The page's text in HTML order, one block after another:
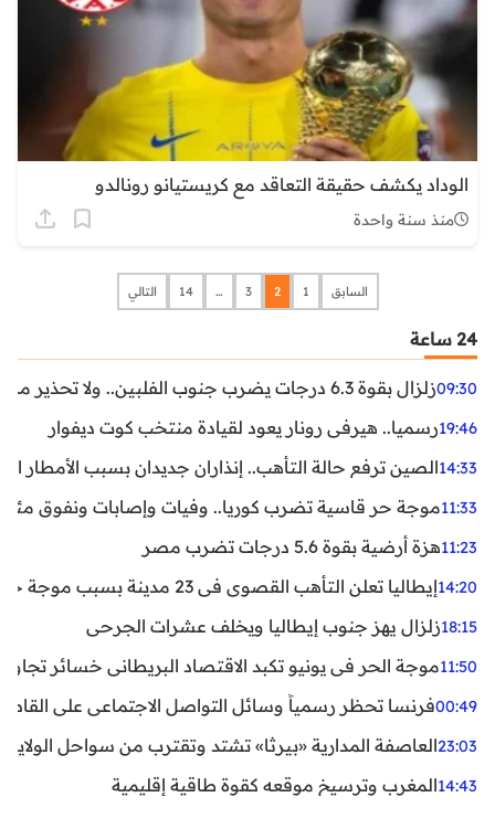
الوداد يكشف حقيقة التعاقد مع كريستيانو رونالدو
منذ سنة واحدة
السابق 1
2
3
…
14 التالي
24 ساعة
09:30زلزال بقوة 6.3 درجات يضرب جنوب الفلبين.. ولا تحذير من تسونامي حتى الآن
19:46رسميا.. هيرفي رونار يعود لقيادة منتخب كوت ديفوار
14:33الصين ترفع حالة التأهب.. إنذاران جديدان بسبب الأمطار
11:33موجة حر قاسية تضرب كوريا.. وفيات وإصابات ونفوق مئات
11:23هزة أرضية بقوة 5.6 درجات تضرب مصر
14:20إيطاليا تعلن التأهب القصوى في 23 مدينة بسبب موجة حر شديدة
18:15زلزال يهز جنوب إيطاليا ويخلف عشرات الجرحى
11:50موجة الحر في يونيو تكبد الاقتصاد البريطاني خسائر تجاوزت 1.5 مليار
00:49فرنسا تحظر رسمياً وسائل التواصل الاجتماعي على القاصرين
23:03العاصفة المدارية «بيرثا» تشتد وتقترب من سواحل
14:43المغرب وترسيخ موقعه كقوة طاقية إقليمية